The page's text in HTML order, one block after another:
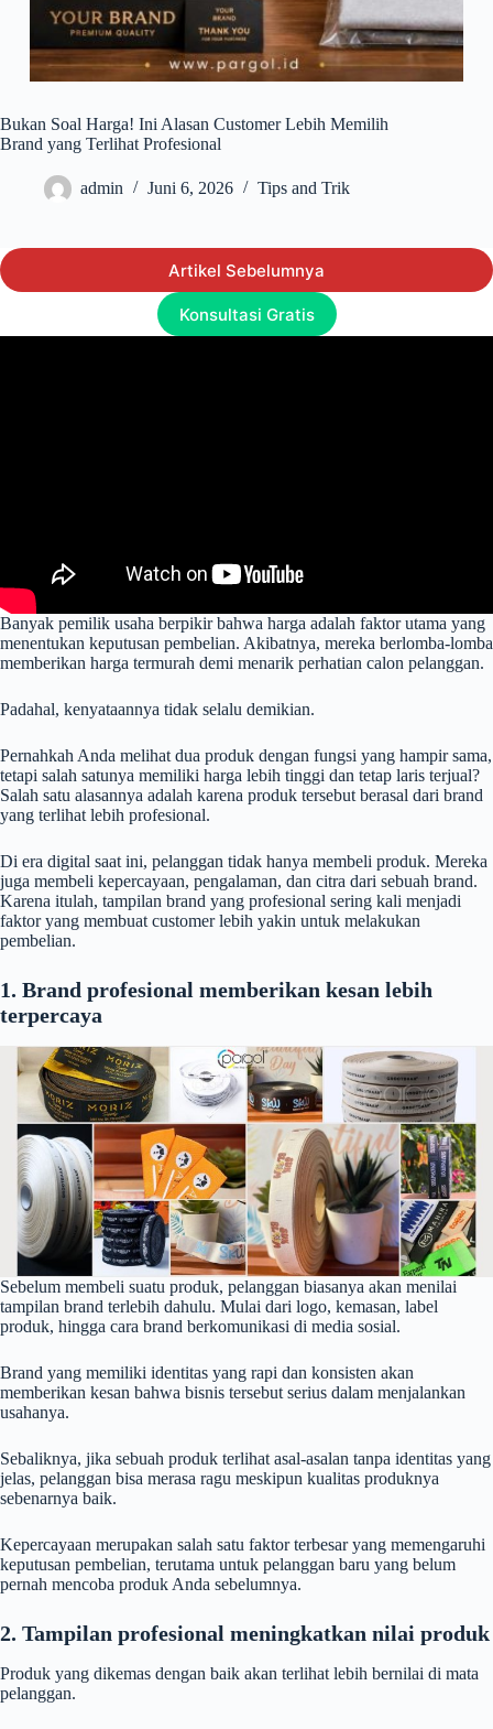
Bukan Soal Harga! Ini Alasan Customer Lebih Memilih
Brand yang Terlihat Profesional
admin Juni 6, 2026 Tips and Trik
Artikel Sebelumnya
Konsultasi Gratis
Banyak pemilik usaha berpikir bahwa harga adalah faktor utama yang
menentukan keputusan pembelian. Akibatnya, mereka berlomba-lomba
memberikan harga termurah demi menarik perhatian calon pelanggan.
Padahal, kenyataannya tidak selalu demikian.
Pernahkah Anda melihat dua produk dengan fungsi yang hampir sama,
tetapi salah satunya memiliki harga lebih tinggi dan tetap laris terjual?
Salah satu alasannya adalah karena produk tersebut berasal dari brand
yang terlihat lebih profesional.
Di era digital saat ini, pelanggan tidak hanya membeli produk. Mereka
juga membeli kepercayaan, pengalaman, dan citra dari sebuah brand.
Karena itulah, tampilan brand yang profesional sering kali menjadi
faktor yang membuat customer lebih yakin untuk melakukan
pembelian.
1. Brand profesional memberikan kesan lebih
terpercaya
Sebelum membeli suatu produk, pelanggan biasanya akan menilai
tampilan brand terlebih dahulu. Mulai dari logo, kemasan, label
produk, hingga cara brand berkomunikasi di media sosial.
Brand yang memiliki identitas yang rapi dan konsisten akan
memberikan kesan bahwa bisnis tersebut serius dalam menjalankan
usahanya.
Sebaliknya, jika sebuah produk terlihat asal-asalan tanpa identitas yang
jelas, pelanggan bisa merasa ragu meskipun kualitas produknya
sebenarnya baik.
Kepercayaan merupakan salah satu faktor terbesar yang memengaruhi
keputusan pembelian, terutama untuk pelanggan baru yang belum
pernah mencoba produk Anda sebelumnya.
2. Tampilan profesional meningkatkan nilai produk
Produk yang dikemas dengan baik akan terlihat lebih bernilai di mata
pelanggan.